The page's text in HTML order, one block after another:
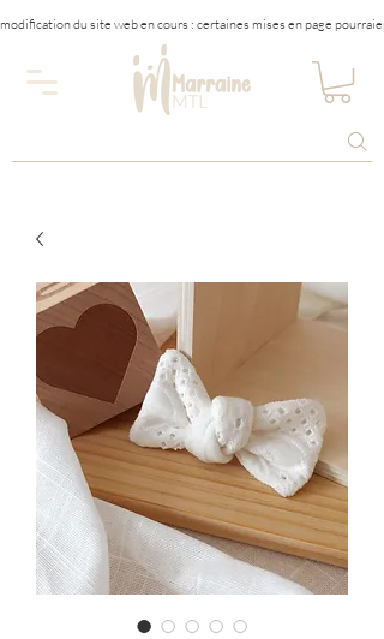
modification du site web en cours : certaines mises en page